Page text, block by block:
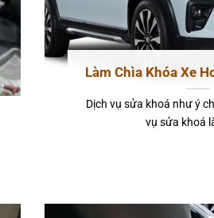
Làm Chìa Khóa Xe
Dịch vụ sửa khoá như ý
vụ sửa khoá